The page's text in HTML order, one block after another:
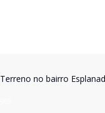
Terreno no bairro